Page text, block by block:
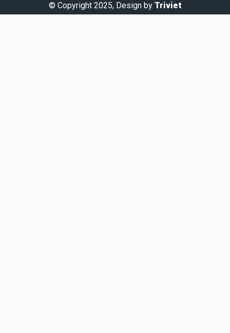
© Copyright 2025, Design by Triviet